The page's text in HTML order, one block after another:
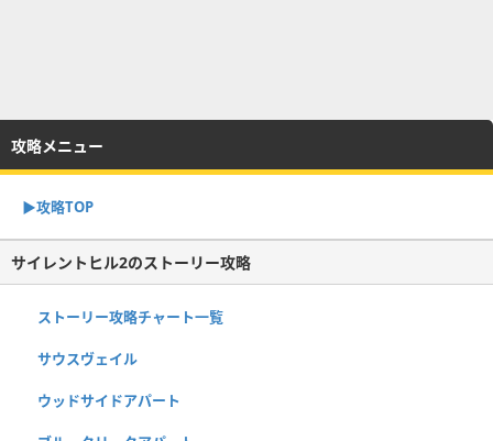
攻略メニュー
▶︎攻略TOP
サイレントヒル2のストーリー攻略
ストーリー攻略チャート一覧
サウスヴェイル
ウッドサイドアパート